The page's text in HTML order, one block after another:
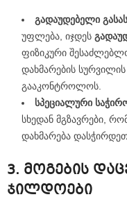
გადაუდებელი
უფლება, იჯდეს
ფიზიკური
დახმარების სურვილის
გააკონტროლოს.
სპეციალური
სხედან მგზავრები,
დახმარება
3. მოგების
ჯილდოები